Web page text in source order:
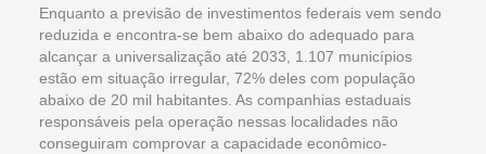
Enquanto a previsão de investimentos federais vem sendo
reduzida e encontra-se bem abaixo do adequado para
alcançar a universalização até 2033, 1.107 municípios
estão em situação irregular, 72% deles com população
abaixo de 20 mil habitantes. As companhias estaduais
responsáveis pela operação nessas localidades não
conseguiram comprovar a capacidade econômico-